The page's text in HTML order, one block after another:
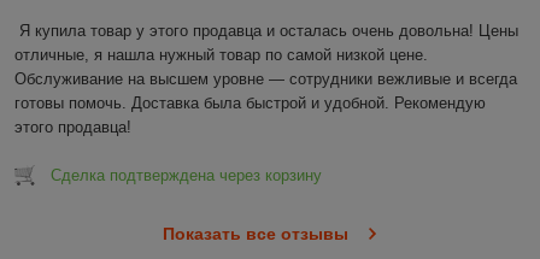
Я купила товар у этого продавца и осталась очень довольна! Цены
отличные, я нашла нужный товар по самой низкой цене.
Обслуживание на высшем уровне — сотрудники вежливые и всегда
готовы помочь. Доставка была быстрой и удобной. Рекомендую
этого продавца!
Сделка подтверждена через корзину
Показать все отзывы